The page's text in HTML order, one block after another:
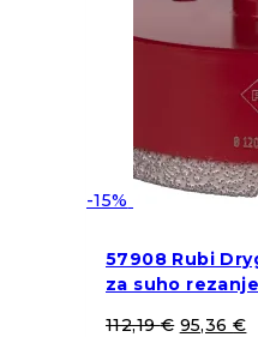
-15%
57908 Rubi
za suho rezanje
112,19€ 95,36€